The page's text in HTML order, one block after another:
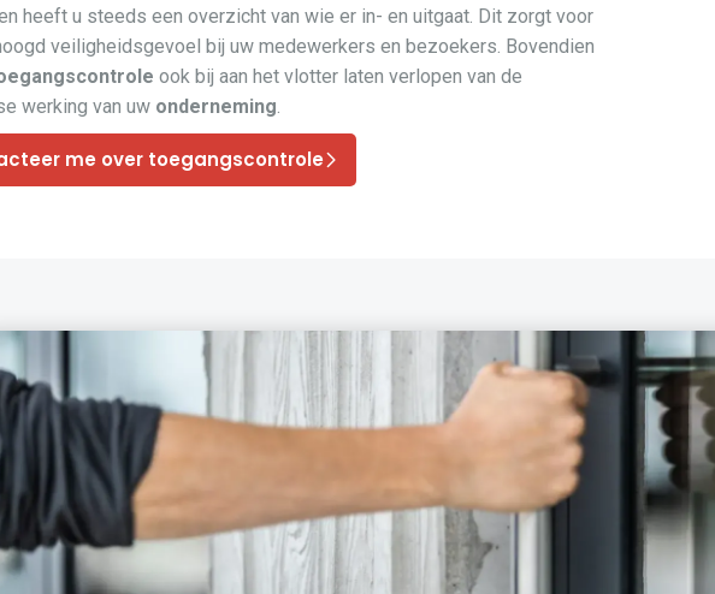
heeft u steeds een overzicht van wie er in- en uitgaat. Dit zorgt voor
veiligheidsgevoel bij uw medewerkers en bezoekers. Bovendien
ook bij aan het vlotter laten verlopen van de
werking van uw onderneming.
me over toegangscontrole